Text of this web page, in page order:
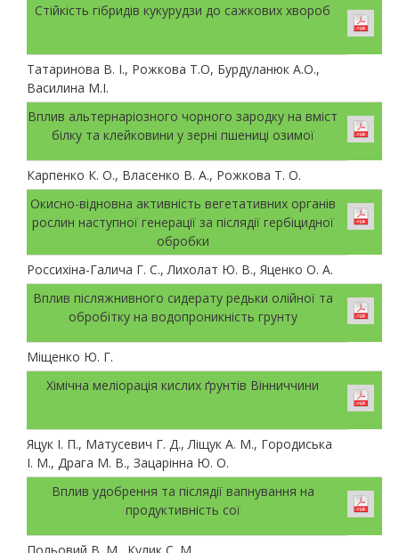
Стійкість гібридів кукурудзи до сажкових хвороб
Татаринова В. І., Рожкова Т.О, Бурдуланюк А.О.,
Василина М.І.
Вплив альтернаріозного чорного зародку на вміст
білку та клейковини у зерні пшениці озимої
Карпенко К. О., Власенко В. А., Рожкова Т. О.
Окисно-відновна активність вегетативних органів
рослин наступної генерації за післядії гербіцидної
обробки
Россихіна-Галича Г. С., Лихолат Ю. В., Яценко О. А.
Вплив післяжнивного сидерату редьки олійної та
обробітку на водопроникність грунту
Міщенко Ю. Г.
Хімічна меліорація кислих ґрунтів Вінниччини
Яцук І. П., Матусевич Г. Д., Ліщук А. М., Городиська
І. М., Драга М. В., Зацарінна Ю. О.
Вплив удобрення та післядії вапнування на
продуктивність сої